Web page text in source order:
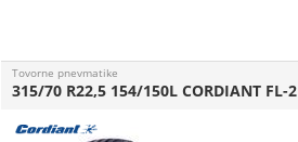
Tovorne pnevmatike
315/70 R22,5 154/150L CORDIANT FL-2